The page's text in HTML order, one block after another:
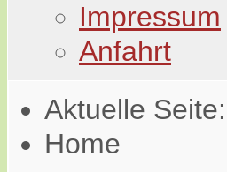
Impressum
Anfahrt
Aktuelle Seite:
Home